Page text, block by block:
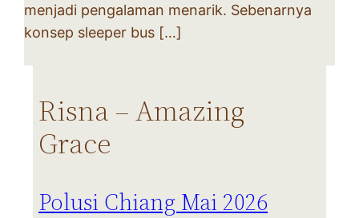
menjadi pengalaman menarik. Sebenarnya
konsep sleeper bus […]
Risna – Amazing
Grace
Polusi Chiang Mai 2026